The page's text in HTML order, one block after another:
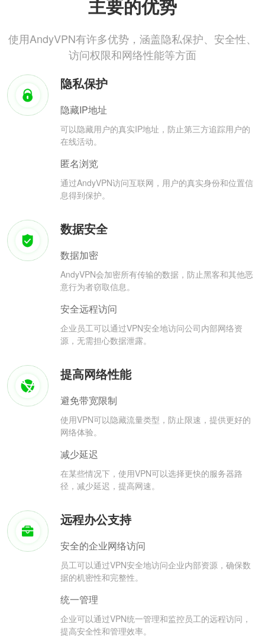
主要的优势
使用AndyVPN有许多优势，涵盖隐私保护、安全性、
访问权限和网络性能等方面
隐私保护
隐藏IP地址
可以隐藏用户的真实IP地址，防止第三方追踪用户的
在线活动。
匿名浏览
通过AndyVPN访问互联网，用户的真实身份和位置信
息得到保护。
数据安全
数据加密
AndyVPN会加密所有传输的数据，防止黑客和其他恶
意行为者窃取信息。
安全远程访问
企业员工可以通过VPN安全地访问公司内部网络资
源，无需担心数据泄露。
提高网络性能
避免带宽限制
使用VPN可以隐藏流量类型，防止限速，提供更好的
网络体验。
减少延迟
在某些情况下，使用VPN可以选择更快的服务器路
径，减少延迟，提高网速。
远程办公支持
安全的企业网络访问
员工可以通过VPN安全地访问企业内部资源，确保数
据的机密性和完整性。
统一管理
企业可以通过VPN统一管理和监控员工的远程访问，
提高安全性和管理效率。